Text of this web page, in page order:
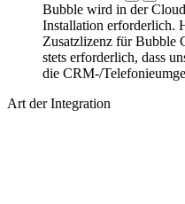
Bubble wird in der
Installation erforderlich.
Zusatzlizenz für Bubble
stets erforderlich, dass
die CRM-/
Art der Integration